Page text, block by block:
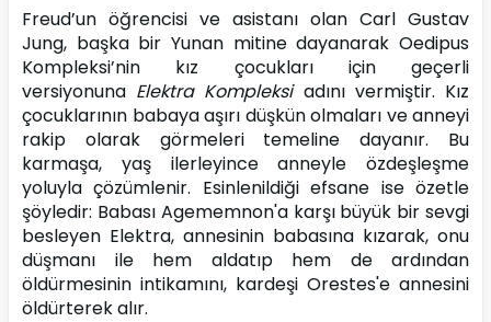
Freud’un öğrencisi ve asistanı olan Carl Gustav
Jung, başka bir Yunan mitine dayanarak Oedipus
Kompleksi’nin kız çocukları için geçerli
versiyonuna Elektra Kompleksi adını vermiştir. Kız
çocuklarının babaya aşırı düşkün olmaları ve anneyi
rakip olarak görmeleri temeline dayanır. Bu
karmaşa, yaş ilerleyince anneyle özdeşleşme
yoluyla çözümlenir. Esinlenildiği efsane ise özetle
şöyledir: Babası Agememnon'a karşı büyük bir sevgi
besleyen Elektra, annesinin babasına kızarak, onu
düşmanı ile hem aldatıp hem de ardından
öldürmesinin intikamını, kardeşi Orestes'e annesini
öldürterek alır.